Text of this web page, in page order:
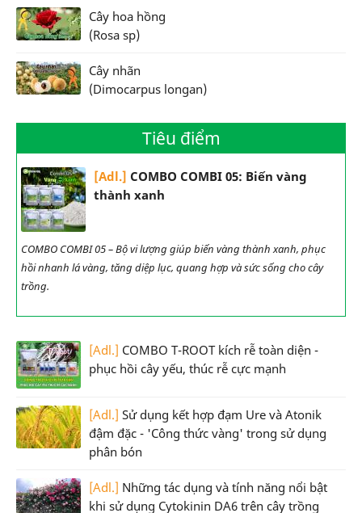
Cây hoa hồng
(Rosa sp)
Cây nhãn
(Dimocarpus longan)
Tiêu điểm
[Adl.] COMBO COMBI 05: Biến vàng
thành xanh
COMBO COMBI 05 – Bộ vi lượng giúp biến vàng thành xanh, phục
hồi nhanh lá vàng, tăng diệp lục, quang hợp và sức sống cho cây
trồng.
[Adl.] COMBO T-ROOT kích rễ toàn diện -
phục hồi cây yếu, thúc rễ cực mạnh
[Adl.] Sử dụng kết hợp đạm Ure và Atonik
đậm đặc - 'Công thức vàng' trong sử dụng
phân bón
[Adl.] Những tác dụng và tính năng nổi bật
khi sử dụng Cytokinin DA6 trên cây trồng